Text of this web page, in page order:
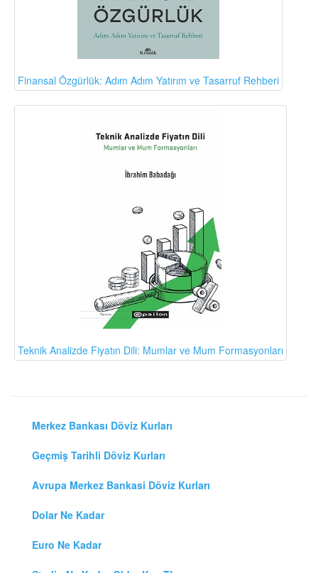
Finansal Özgürlük: Adım Adım Yatırım ve Tasarruf Rehberi
Teknik Analizde Fiyatın Dili: Mumlar ve Mum Formasyonları
Merkez Bankası Döviz Kurları
Geçmiş Tarihli Döviz Kurları
Avrupa Merkez Bankasi Döviz Kurları
Dolar Ne Kadar
Euro Ne Kadar